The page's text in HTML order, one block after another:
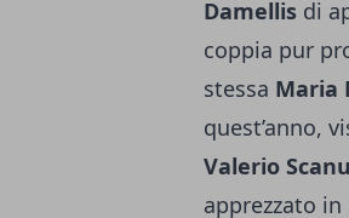
Damellis di
coppia pur
stessa Maria
quest’anno,
Valerio Scanu
apprezzato